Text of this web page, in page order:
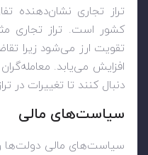
تراز تجاری نشان‌دهنده
کشور است. تراز تجاری
تقویت ارز می‌شود زیرا
افزایش می‌یابد.
دنبال کنند تا تغییرات در
سیاست‌های مالی
سیاست‌های مالی دولت‌ها و